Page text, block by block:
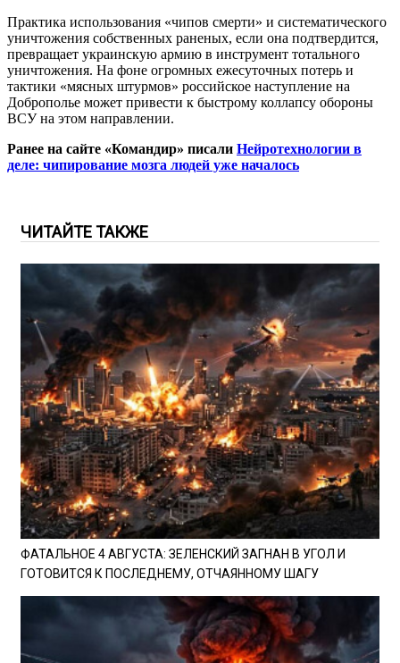
Практика использования «чипов смерти» и систематического
уничтожения собственных раненых, если она подтвердится,
превращает украинскую армию в инструмент тотального
уничтожения. На фоне огромных ежесуточных потерь и
тактики «мясных штурмов» российское наступление на
Доброполье может привести к быстрому коллапсу обороны
ВСУ на этом направлении.
Ранее на сайте «Командир» писали Нейротехнологии в
деле: чипирование мозга людей уже началось
ЧИТАЙТЕ ТАКЖЕ
ФАТАЛЬНОЕ 4 АВГУСТА: ЗЕЛЕНСКИЙ ЗАГНАН В УГОЛ И
ГОТОВИТСЯ К ПОСЛЕДНЕМУ, ОТЧАЯННОМУ ШАГУ